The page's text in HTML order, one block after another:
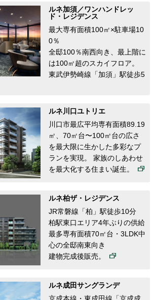
ルネ加須／ワンハンドレッ
ド・レジデンス
最大専有面積100㎡×駐車場10
0％
全邸100％南西向き、最上階に
は100㎡超のスカイフロア。
東武伊勢崎線「加須」駅徒歩5
ルネ川口ユトリエ
川口市最広平均専有面積89.19
㎡、70㎡台〜100㎡台の広さ
を最大限に生かした多彩なプ
ランを実現。 家族のしあわせ
を最大化する住まい誕生。
ルネ柏ザ・レジデンス
JR常磐線「柏」駅徒歩10分
柏駅東口エリア4年ぶりの供給
最多専有面積70㎡台・3LDK中
心の全邸南東向き
建物完成後販売。
ルネ成田サングランデ
京成本線・東成田線「京成成